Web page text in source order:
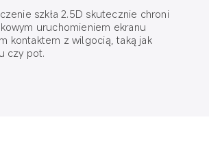
szkła 2.5D skutecznie chroni
uruchomieniem ekranu
kontaktem z wilgocią, taką jak
czy pot.